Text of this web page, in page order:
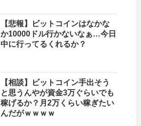
【悲報】ビットコインはなかな
か10000ドル行かないなぁ…今日
中に行ってるくれるか？
【相談】ビットコイン手出そう
と思うんやが資金3万ぐらいでも
稼げるか？月2万くらい稼ぎたい
んだがｗｗｗｗ